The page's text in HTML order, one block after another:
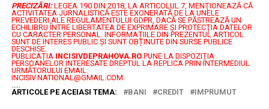
PRECIZĂRI: LEGEA 190 DIN 2018, LA ARTICOLUL 7, MENŢIONEAZĂ CĂ
ACTIVITATEA JURNALISTICĂ ESTE EXONERATĂ DE LA UNELE
PREVEDERI ALE REGULAMENTULUI GDPR, DACĂ SE PĂSTREAZĂ UN
ECHILIBRU ÎNTRE LIBERTATEA DE EXPRIMARE ŞI PROTECŢIA DATELOR
CU CARACTER PERSONAL.
INFORMAȚIILE DIN PREZENTUL ARTICOL
SUNT DE INTERES PUBLIC ȘI SUNT OBȚINUTE DIN SURSE PUBLICE
DESCHISE.
PUBLICAȚIA INCISIVDEPRAHOVA.ROPUNE LA DISPOZIȚIA
PERSOANELOR INTERESATE DREPTUL LA REPLICA PRIN INTERMEDIUL
URMĂTORULUI EMAIL:
INCISIV.NATIONAL@GMAIL.COM
ARTICOLE PE ACEIASI TEMA:
BANI CREDIT IMPRUMUT